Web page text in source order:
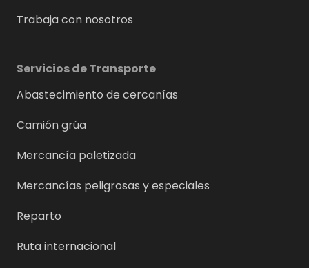
Trabaja con nosotros
Servicios de Transporte
Abastecimiento de cercanías
Camión grúa
Mercancía paletizada
Mercancías peligrosas y especiales
Reparto
Ruta internacional